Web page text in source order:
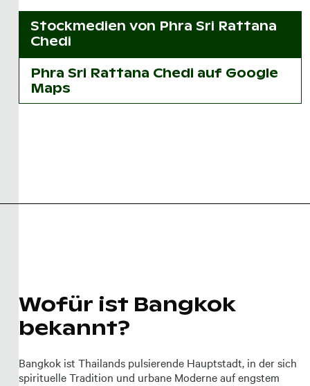
Stockmedien von Phra Sri Rattana
Chedi
Phra Sri Rattana Chedi auf Google
Maps
Wofür ist Bangkok
bekannt?
Bangkok ist Thailands pulsierende Hauptstadt, in der sich
spirituelle Tradition und urbane Moderne auf engstem